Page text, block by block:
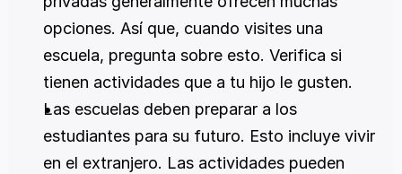
opciones. Así que, cuando visites una
escuela, pregunta sobre esto. Verifica si
tienen actividades que a tu hijo le gusten.
Las escuelas deben preparar a los
estudiantes para su futuro. Esto incluye vivir
en el extranjero. Las actividades pueden